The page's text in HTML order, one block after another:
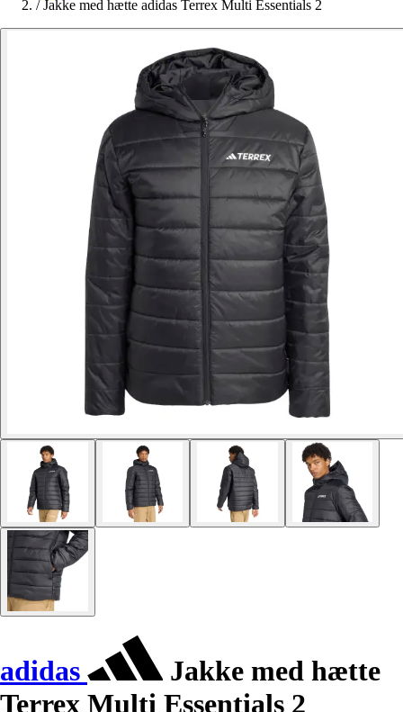
/ Jakke med hætte adidas Terrex Multi Essentials 2
adidas
Jakke med hætte
Terrex Multi Essentials 2